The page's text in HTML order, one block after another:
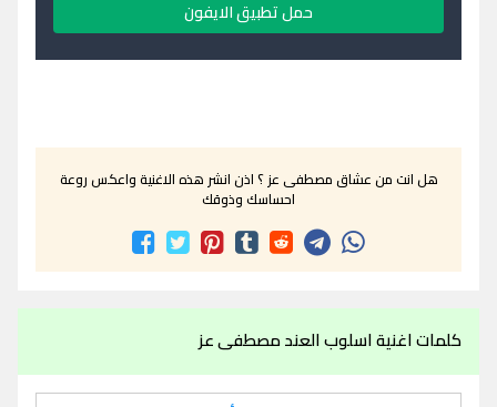
حمل تطبيق الايفون
هل انت من عشاق مصطفى عز ؟ اذن انشر هذه الاغنية واعكس روعة
احساسك وذوقك
كلمات اغنية اسلوب العند مصطفى عز